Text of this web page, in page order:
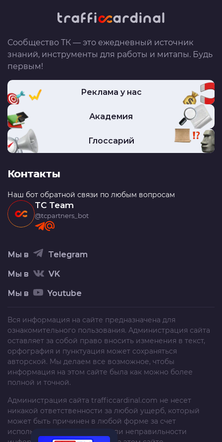
Сообщество ТК — это ежедневный источник
знаний, инструменты для работы и митапы. Будь
первым!
Реклама у нас
Академия
Глоссарий
Контакты
Наш бот обратной связи по любым вопросам
TC Team
@tcpartners_bot
Мы в Telegram
Мы в VK
Мы в Youtube
Вся информация на сайте предназначена для
ознакомительного пользования. Администрация сайта
оставляет за собой право вносить изменения в текст,
орфография и пунктуация может сохраняться
авторской. Мы делаем все возможное, чтобы
информация на этом сайте была как можно более
полной и точной.
Администрация сайта trafficcardinal.com не несет
никакой ответственности за любой ущерб, который
может быть причинен в любой форме за счет
использования, неполноты или неправильности